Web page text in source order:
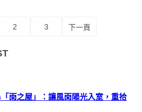
2 3 下一頁
雨之屋」：讓風雨陽光入室，重拾